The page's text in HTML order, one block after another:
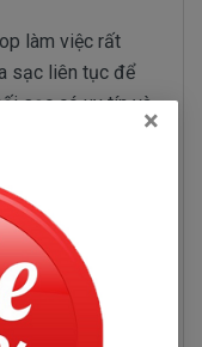
làm việc rất
sạc liên tục để
sạc có uy tín và
gặp
sao chúng ta
×